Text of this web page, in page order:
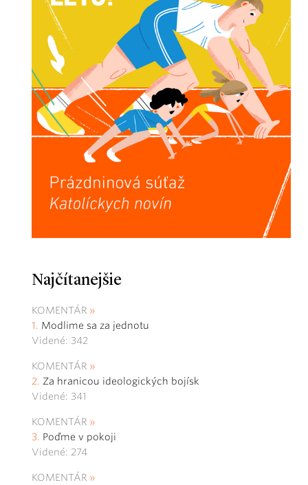
Najčítanejšie
KOMENTÁR
Modlime sa za jednotu
Videné: 342
KOMENTÁR
Za hranicou ideologických bojísk
Videné: 341
KOMENTÁR
Poďme v pokoji
Videné: 274
KOMENTÁR